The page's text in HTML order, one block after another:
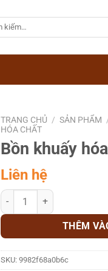
TRANG CHỦ / SẢN PHẨM
HÓA CHẤT
Bồn khuấy
Liên hệ
Bồn khuấy hóa chất sơn 200
THÊM
SKU: 9982f68a0b6c